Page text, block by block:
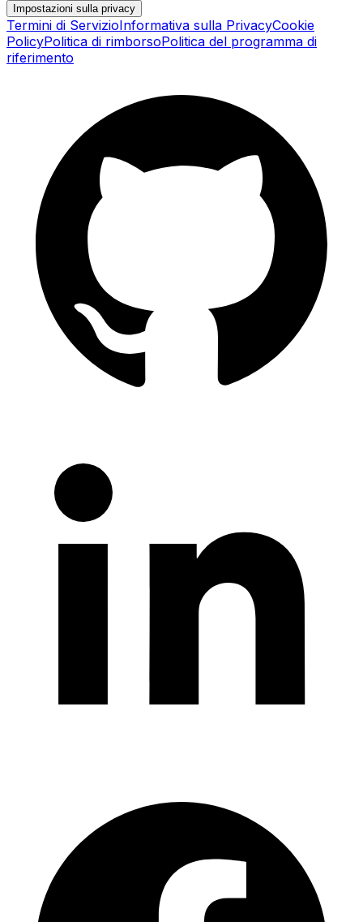
Impostazioni sulla privacy
Termini di ServizioInformativa sulla PrivacyCookie
PolicyPolitica di rimborsoPolitica del programma di
riferimento